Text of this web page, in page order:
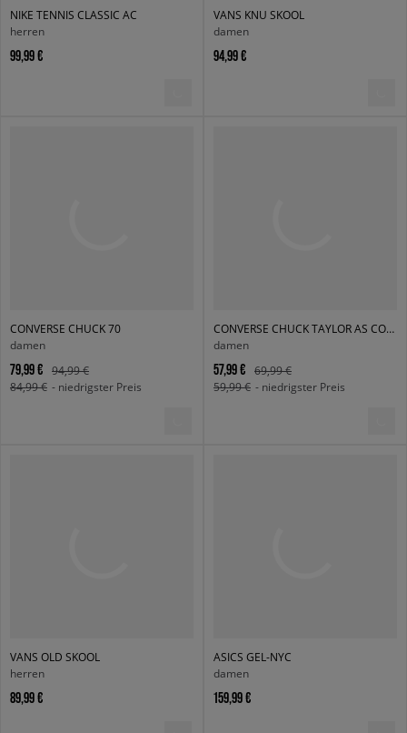
NIKE TENNIS CLASSIC AC
herren
99,99 €
VANS KNU SKOOL
damen
94,99 €
CONVERSE CHUCK 70
damen
79,99 €
94,99 €
84,99 € - niedrigster Preis
CONVERSE CHUCK TAYLOR AS CORE
damen
57,99 €
69,99 €
59,99 € - niedrigster Preis
VANS OLD SKOOL
herren
89,99 €
ASICS GEL-NYC
damen
159,99 €